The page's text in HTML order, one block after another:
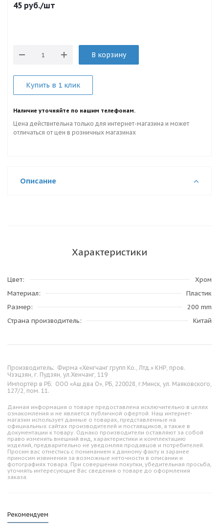
45 руб./шт
В корзину
Купить в 1 клик
Наличие уточняйте по нашим телефонам.
Цена действительна только для интернет-магазина и может
отличаться от цен в розничных магазинах
Описание
Характеристики
Цвет
Хром
Материал
Пластик
Размер
200 mm
Страна производитель
Китай
Производитель: Фирма «Хенгчанг групп Ко., Лтд.» КНР, пров.
Чзэцзян, г. Пудзян, ул.Хенчанг, 119
Импортёр в РБ: ООО «Аш два О», РБ, 220028, г.Минск, ул. Маяковского,
127/2, пом. 11.
Данная информация о товаре предоставлена исключительно в целях
ознакомления и не является публичной офертой. Наш интернет-
магазин использует данные о товарах, представленные на
официальных сайтах производителей и поставщиков, а также в
документации к товару. Однако производители оставляют за собой
право изменять внешний вид, характеристики и комплектацию
изделий, предварительно не уведомляя продавцов и потребителей.
Просим вас отнестись с пониманием к данному факту и заранее
приносим извинения за возможные неточности в описании и
фотографиях товара. При совершении покупки, убедительная просьба,
уточнять интересующие Вас сведения о товаре до оформления
заказа.
Рекомендуем